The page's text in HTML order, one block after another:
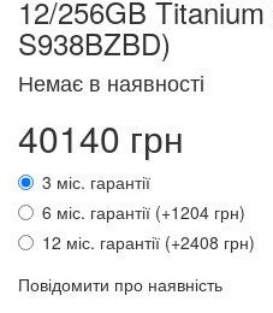
12/256GB
S938BZBD)
Немає в наявності
40140 грн
3 міс. гарантії
6 міс. гарантії (+1204 грн)
12 міс. гарантії (+2408 грн)
Повідомити про наявність